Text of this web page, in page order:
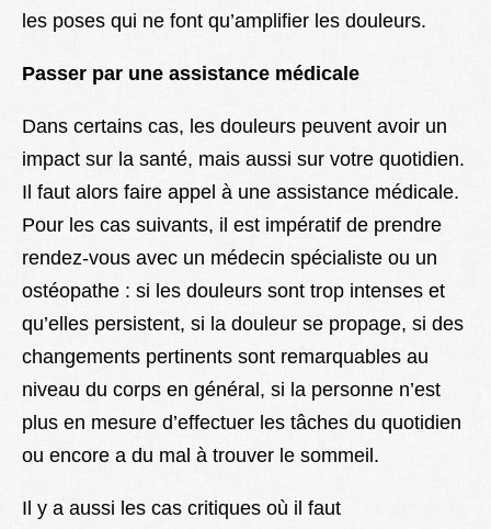
les poses qui ne font qu’amplifier les douleurs.
Passer par une assistance médicale
Dans certains cas, les douleurs peuvent avoir un
impact sur la santé, mais aussi sur votre quotidien.
Il faut alors faire appel à une assistance médicale.
Pour les cas suivants, il est impératif de prendre
rendez-vous avec un médecin spécialiste ou un
ostéopathe : si les douleurs sont trop intenses et
qu’elles persistent, si la douleur se propage, si des
changements pertinents sont remarquables au
niveau du corps en général, si la personne n’est
plus en mesure d’effectuer les tâches du quotidien
ou encore a du mal à trouver le sommeil.
Il y a aussi les cas critiques où il faut